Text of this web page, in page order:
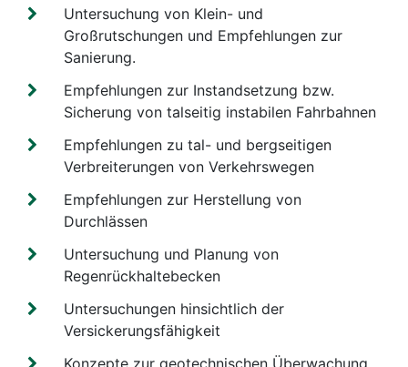
Untersuchung von Klein- und
Großrutschungen und Empfehlungen zur
Sanierung.
Empfehlungen zur Instandsetzung bzw.
Sicherung von talseitig instabilen Fahrbahnen
Empfehlungen zu tal- und bergseitigen
Verbreiterungen von Verkehrswegen
Empfehlungen zur Herstellung von
Durchlässen
Untersuchung und Planung von
Regenrückhaltebecken
Untersuchungen hinsichtlich der
Versickerungsfähigkeit
Konzepte zur geotechnischen Überwachung